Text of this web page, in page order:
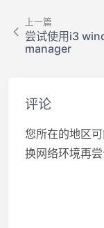
上一篇
尝试使用i3
manager
评论
您所在的地区
换网络环境再尝